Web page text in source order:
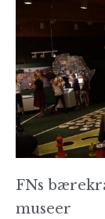
FNs
museer